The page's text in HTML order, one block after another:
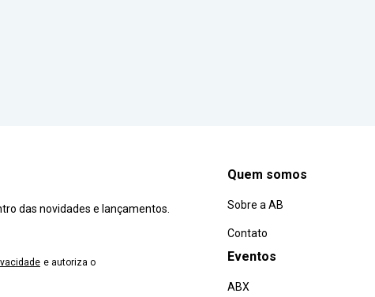
das novidades e lançamentos.
e autoriza o
Quem somos
Sobre a AB
Contato
Eventos
ABX